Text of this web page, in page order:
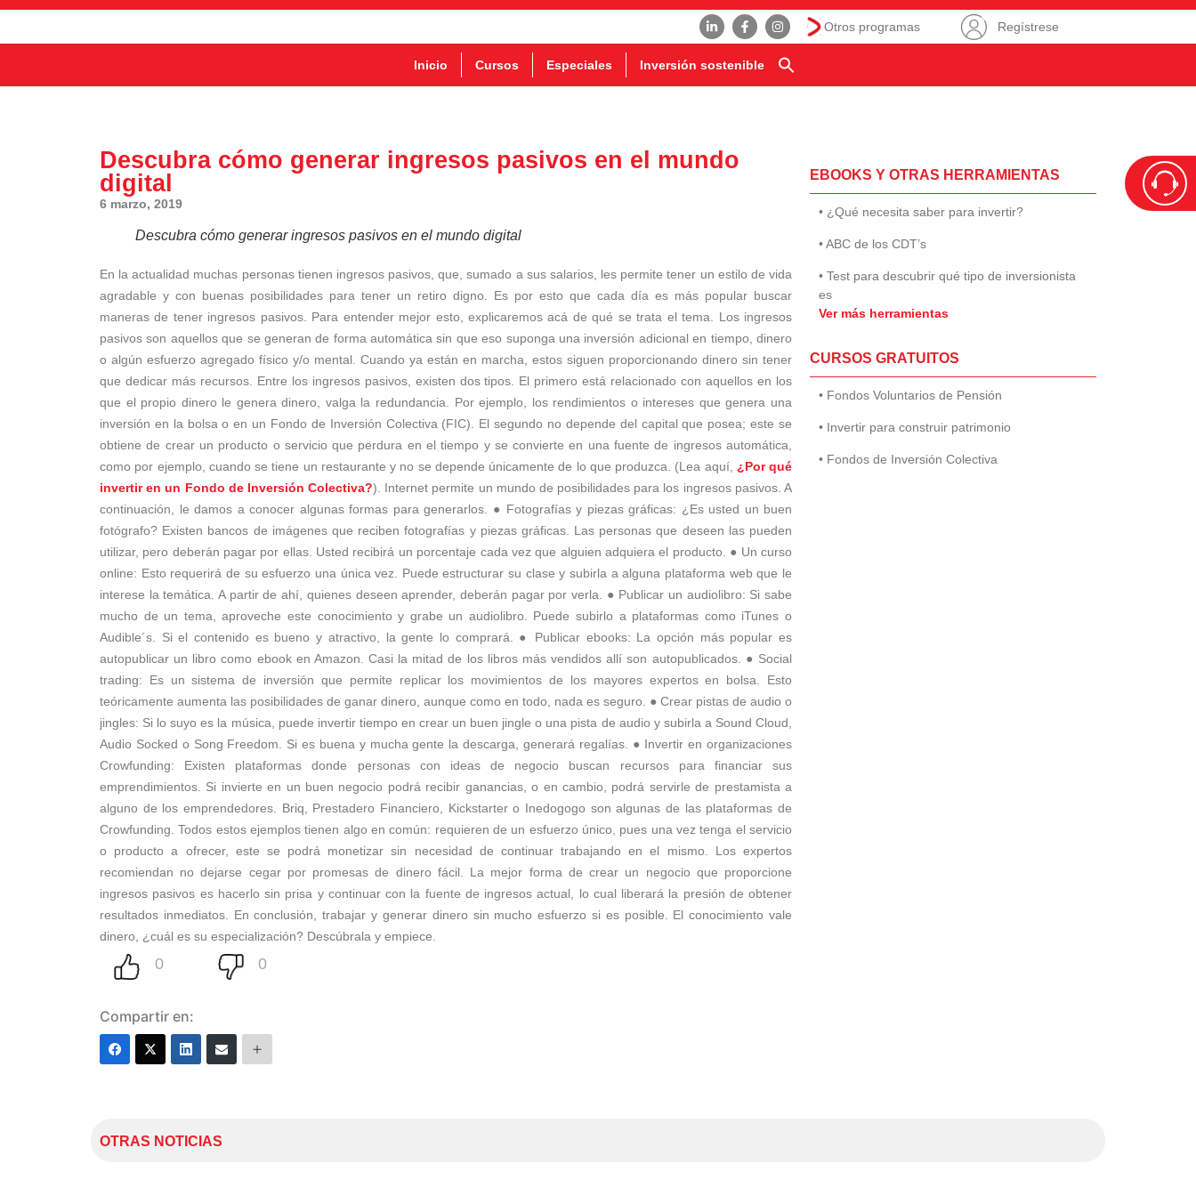
Otros programas Regístrese
Inicio Cursos Especiales Inversión sostenible
Descubra cómo generar ingresos pasivos en el mundo
digital
6 marzo, 2019
Descubra cómo generar ingresos pasivos en el mundo digital
En la actualidad muchas personas tienen ingresos pasivos, que, sumado a sus salarios, les permite tener un estilo de vida
agradable y con buenas posibilidades para tener un retiro digno. Es por esto que cada día es más popular buscar
maneras de tener ingresos pasivos. Para entender mejor esto, explicaremos acá de qué se trata el tema. Los ingresos
pasivos son aquellos que se generan de forma automática sin que eso suponga una inversión adicional en tiempo, dinero
o algún esfuerzo agregado físico y/o mental. Cuando ya están en marcha, estos siguen proporcionando dinero sin tener
que dedicar más recursos. Entre los ingresos pasivos, existen dos tipos. El primero está relacionado con aquellos en los
que el propio dinero le genera dinero, valga la redundancia. Por ejemplo, los rendimientos o intereses que genera una
inversión en la bolsa o en un Fondo de Inversión Colectiva (FIC). El segundo no depende del capital que posea; este se
obtiene de crear un producto o servicio que perdura en el tiempo y se convierte en una fuente de ingresos automática,
como por ejemplo, cuando se tiene un restaurante y no se depende únicamente de lo que produzca. (Lea aquí, ¿Por qué
invertir en un Fondo de Inversión Colectiva?). Internet permite un mundo de posibilidades para los ingresos pasivos. A
continuación, le damos a conocer algunas formas para generarlos. ● Fotografías y piezas gráficas: ¿Es usted un buen
fotógrafo? Existen bancos de imágenes que reciben fotografías y piezas gráficas. Las personas que deseen las pueden
utilizar, pero deberán pagar por ellas. Usted recibirá un porcentaje cada vez que alguien adquiera el producto. ● Un curso
online: Esto requerirá de su esfuerzo una única vez. Puede estructurar su clase y subirla a alguna plataforma web que le
interese la temática. A partir de ahí, quienes deseen aprender, deberán pagar por verla. ● Publicar un audiolibro: Si sabe
mucho de un tema, aproveche este conocimiento y grabe un audiolibro. Puede subirlo a plataformas como iTunes o
Audible´s. Si el contenido es bueno y atractivo, la gente lo comprará. ● Publicar ebooks: La opción más popular es
autopublicar un libro como ebook en Amazon. Casi la mitad de los libros más vendidos allí son autopublicados. ● Social
trading: Es un sistema de inversión que permite replicar los movimientos de los mayores expertos en bolsa. Esto
teóricamente aumenta las posibilidades de ganar dinero, aunque como en todo, nada es seguro. ● Crear pistas de audio o
jingles: Si lo suyo es la música, puede invertir tiempo en crear un buen jingle o una pista de audio y subirla a Sound Cloud,
Audio Socked o Song Freedom. Si es buena y mucha gente la descarga, generará regalías. ● Invertir en organizaciones
Crowfunding: Existen plataformas donde personas con ideas de negocio buscan recursos para financiar sus
emprendimientos. Si invierte en un buen negocio podrá recibir ganancias, o en cambio, podrá servirle de prestamista a
alguno de los emprendedores. Briq, Prestadero Financiero, Kickstarter o Inedogogo son algunas de las plataformas de
Crowfunding. Todos estos ejemplos tienen algo en común: requieren de un esfuerzo único, pues una vez tenga el servicio
o producto a ofrecer, este se podrá monetizar sin necesidad de continuar trabajando en el mismo. Los expertos
recomiendan no dejarse cegar por promesas de dinero fácil. La mejor forma de crear un negocio que proporcione
ingresos pasivos es hacerlo sin prisa y continuar con la fuente de ingresos actual, lo cual liberará la presión de obtener
resultados inmediatos. En conclusión, trabajar y generar dinero sin mucho esfuerzo si es posible. El conocimiento vale
dinero, ¿cuál es su especialización? Descúbrala y empiece.
Compartir en:
EBOOKS Y OTRAS HERRAMIENTAS
• ¿Qué necesita saber para invertir?
• ABC de los CDT’s
• Test para descubrir qué tipo de inversionista
es
Ver más herramientas
CURSOS GRATUITOS
• Fondos Voluntarios de Pensión
• Invertir para construir patrimonio
• Fondos de Inversión Colectiva
OTRAS NOTICIAS